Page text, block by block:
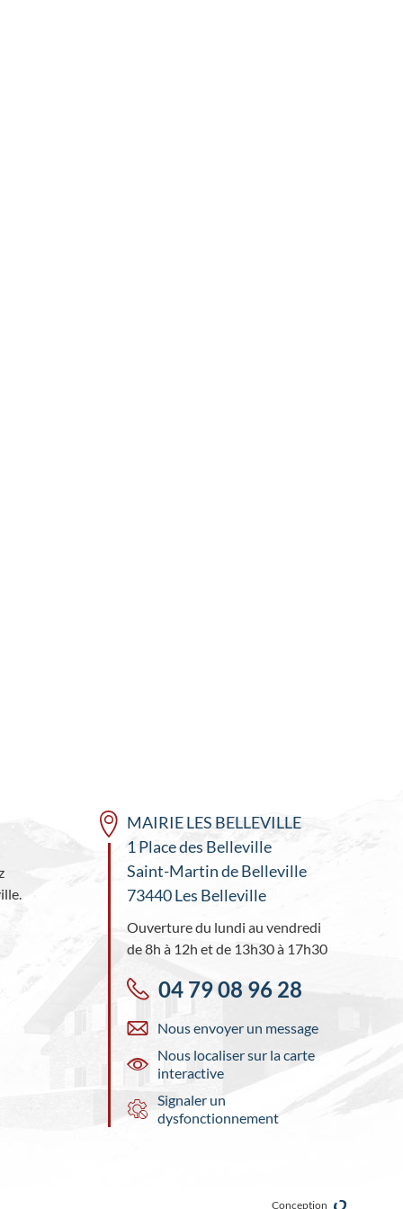
MAIRIE LES BELLEVILLE
1 Place des Belleville
Saint-Martin de Belleville
73440 Les Belleville
Ouverture du lundi au vendredi
de 8h à 12h et de 13h30 à 17h30
04 79 08 96 28
Nous envoyer un message
Nous localiser sur la carte
interactive
Signaler un
dysfonctionnement
Conception